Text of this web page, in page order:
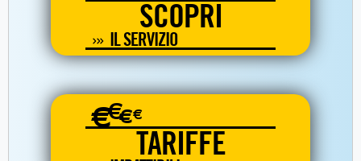
SCOPRI
IL SERVIZIO
€€€€
TARIFFE